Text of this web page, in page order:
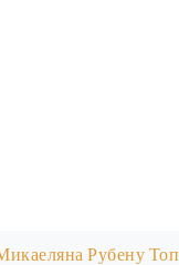
Рубену